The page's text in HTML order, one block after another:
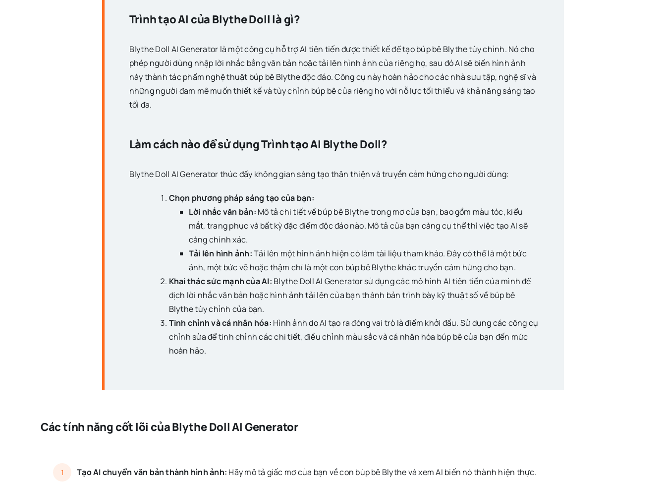
Trình tạo AI của Blythe Doll là gì?
Blythe Doll AI Generator là một công cụ hỗ trợ AI tiên tiến được thiết kế để tạo búp bê Blythe tùy chỉnh. Nó cho
phép người dùng nhập lời nhắc bằng văn bản hoặc tải lên hình ảnh của riêng họ, sau đó AI sẽ biến hình ảnh
này thành tác phẩm nghệ thuật búp bê Blythe độc đáo. Công cụ này hoàn hảo cho các nhà sưu tập, nghệ sĩ và
những người đam mê muốn thiết kế và tùy chỉnh búp bê của riêng họ với nỗ lực tối thiểu và khả năng sáng tạo
tối đa.
Làm cách nào để sử dụng Trình tạo AI Blythe Doll?
Blythe Doll AI Generator thúc đẩy không gian sáng tạo thân thiện và truyền cảm hứng cho người dùng:
Chọn phương pháp sáng tạo của bạn:
Lời nhắc văn bản: Mô tả chi tiết về búp bê Blythe trong mơ của bạn, bao gồm màu tóc, kiểu
mắt, trang phục và bất kỳ đặc điểm độc đáo nào. Mô tả của bạn càng cụ thể thì việc tạo AI sẽ
càng chính xác.
Tải lên hình ảnh:Tải lên một hình ảnh hiện có làm tài liệu tham khảo. Đây có thể là một bức
ảnh, một bức vẽ hoặc thậm chí là một con búp bê Blythe khác truyền cảm hứng cho bạn.
Khai thác sức mạnh của AI: Blythe Doll AI Generator sử dụng các mô hình AI tiên tiến của mình để
dịch lời nhắc văn bản hoặc hình ảnh tải lên của bạn thành bản trình bày kỹ thuật số về búp bê
Blythe tùy chỉnh của bạn.
Tinh chỉnh và cá nhân hóa: Hình ảnh do AI tạo ra đóng vai trò là điểm khởi đầu. Sử dụng các công cụ
chỉnh sửa để tinh chỉnh các chi tiết, điều chỉnh màu sắc và cá nhân hóa búp bê của bạn đến mức
hoàn hảo.
Các tính năng cốt lõi của Blythe Doll AI Generator
1 Tạo AI chuyển văn bản thành hình ảnh: Hãy mô tả giấc mơ của bạn về con búp bê Blythe và xem AI biến nó thành hiện thực.